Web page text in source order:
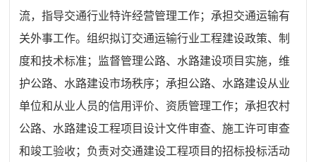
流，指导交通行业特许经营管理工作；承担交通运输有
关外事工作。组织拟订交通运输行业工程建设政策、制
度和技术标准；监督管理公路、水路建设项目实施，维
护公路、水路建设市场秩序；承担公路、水路建设从业
单位和从业人员的信用评价、资质管理工作；承担农村
公路、水路建设工程项目设计文件审查、施工许可审查
和竣工验收；负责对交通建设工程项目的招标投标活动